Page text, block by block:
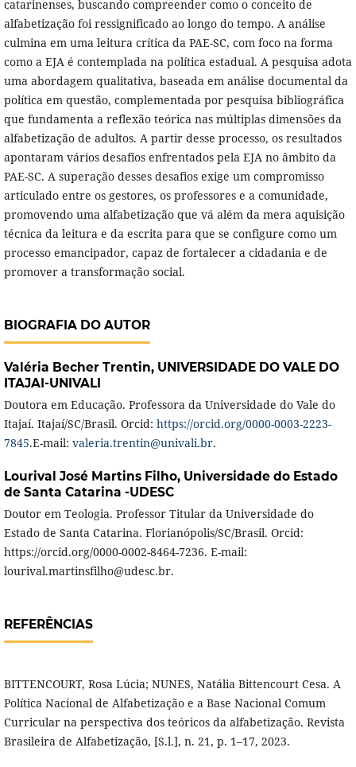
catarinenses, buscando compreender como o conceito de
alfabetização foi ressignificado ao longo do tempo. A análise
culmina em uma leitura crítica da PAE-SC, com foco na forma
como a EJA é contemplada na política estadual. A pesquisa adota
uma abordagem qualitativa, baseada em análise documental da
política em questão, complementada por pesquisa bibliográfica
que fundamenta a reflexão teórica nas múltiplas dimensões da
alfabetização de adultos. A partir desse processo, os resultados
apontaram vários desafios enfrentados pela EJA no âmbito da
PAE-SC. A superação desses desafios exige um compromisso
articulado entre os gestores, os professores e a comunidade,
promovendo uma alfabetização que vá além da mera aquisição
técnica da leitura e da escrita para que se configure como um
processo emancipador, capaz de fortalecer a cidadania e de
promover a transformação social.
BIOGRAFIA DO AUTOR
Valéria Becher Trentin, UNIVERSIDADE DO VALE DO
ITAJAI-UNIVALI
Doutora em Educação. Professora da Universidade do Vale do
Itajaí. Itajaí/SC/Brasil. Orcid: https://orcid.org/0000-0003-2223-
7845.E-mail: valeria.trentin@univali.br.
Lourival José Martins Filho, Universidade do Estado
de Santa Catarina -UDESC
Doutor em Teologia. Professor Titular da Universidade do
Estado de Santa Catarina. Florianópolis/SC/Brasil. Orcid:
https://orcid.org/0000-0002-8464-7236. E-mail:
lourival.martinsfilho@udesc.br.
REFERÊNCIAS
BITTENCOURT, Rosa Lúcia; NUNES, Natália Bittencourt Cesa. A
Política Nacional de Alfabetização e a Base Nacional Comum
Curricular na perspectiva dos teóricos da alfabetização. Revista
Brasileira de Alfabetização, [S.l.], n. 21, p. 1–17, 2023.